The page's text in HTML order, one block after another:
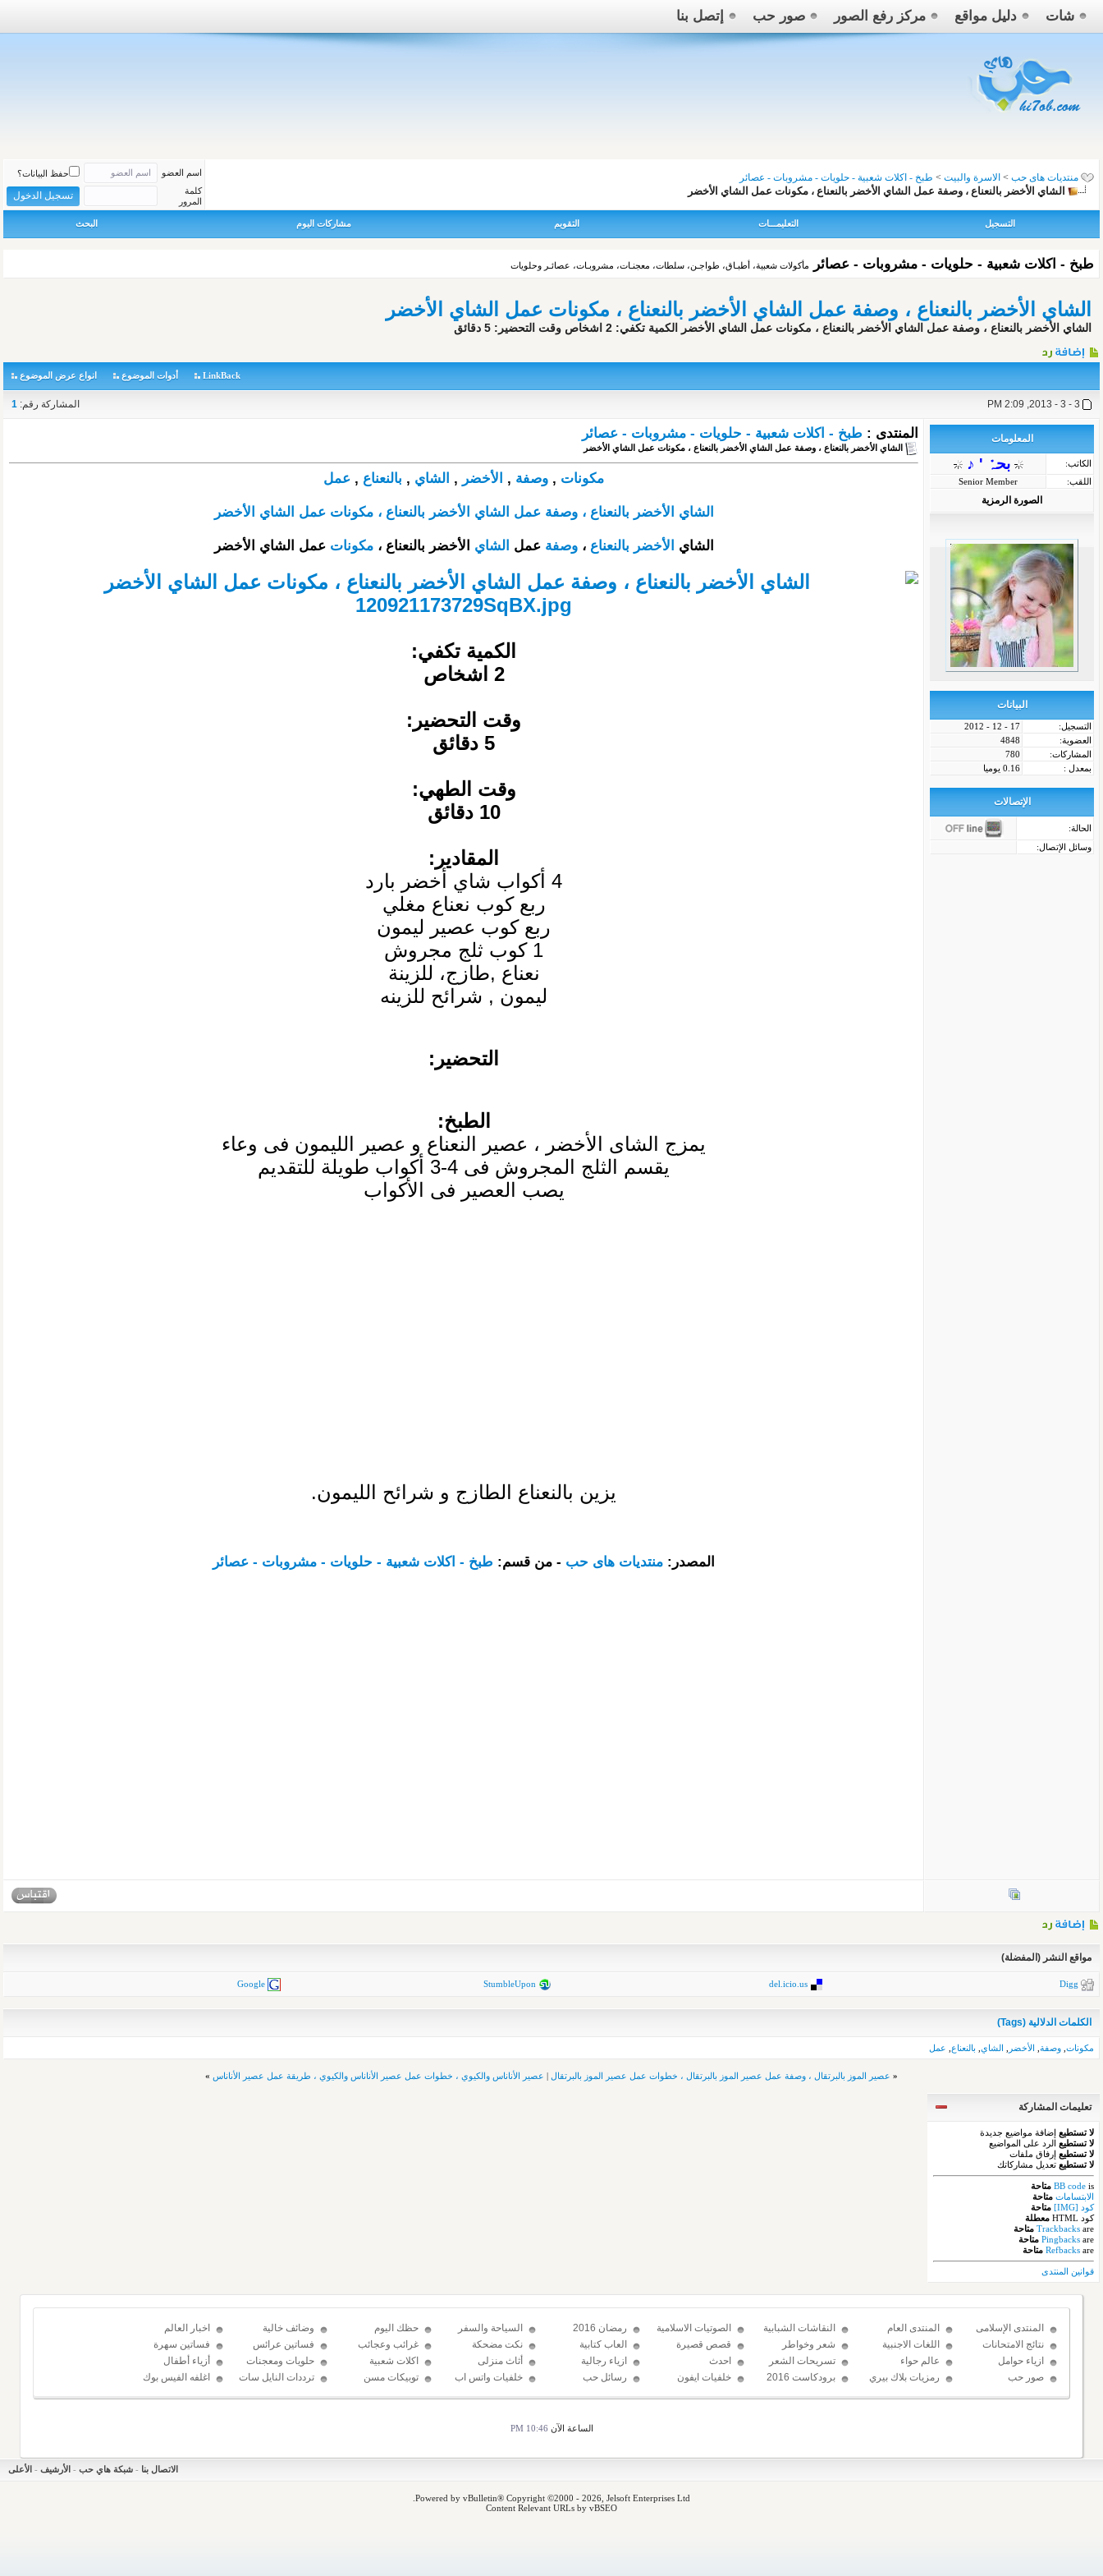
شات دليل مواقع مركز رفع الصور صور حب إتصل بنا
منتديات هاى حب > الاسرة والبيت > طبخ - اكلات شعبية - حلويات - مشروبات - عصائر
الشاي الأخضر بالنعناع ، وصفة عمل الشاي الأخضر بالنعناع ، مكونات عمل الشاي الأخضر
اسم العضو
حفظ البيانات؟
كلمة
المرور
التسجيل التعليمـــات التقويم مشاركات اليوم البحث
طبخ - اكلات شعبية - حلويات - مشروبات - عصائر مأكولات شعبية، أطبـاق، طواجـن، سلطات، معجنـات، مشروبـات، عصائـر وحلويات
الشاي الأخضر بالنعناع ، وصفة عمل الشاي الأخضر بالنعناع ، مكونات عمل الشاي الأخضر
الشاي الأخضر بالنعناع ، وصفة عمل الشاي الأخضر بالنعناع ، مكونات عمل الشاي الأخضر الكمية تكفي: 2 اشخاص وقت التحضير: 5 دقائق
LinkBack أدوات الموضوع انواع عرض الموضوع
المشاركة رقم: 1
المعلومات
الكاتب: بحہْ ' ♪
اللقب: Senior Member
الصورة الرمزية
البيانات
التسجيل:
17 - 12 - 2012
العضوية:
4848
المشاركات:
780
بمعدل :
0.16 يوميا
الإتصالات
الحالة:
وسائل الإتصال:
المنتدى : طبخ - اكلات شعبية - حلويات - مشروبات - عصائر
الشاي الأخضر بالنعناع ، وصفة عمل الشاي الأخضر بالنعناع ، مكونات عمل الشاي الأخضر
مكونات , وصفة , الأخضر , الشاي , بالنعناع , عمل
الشاي الأخضر بالنعناع ، وصفة عمل الشاي الأخضر بالنعناع ، مكونات عمل الشاي الأخضر
الشاي الأخضر بالنعناع ،وصفة عمل الشاي الأخضر بالنعناع ،مكونات عمل الشاي الأخضر
الكمية تكفي:
2 اشخاص
وقت التحضير:
5 دقائق
وقت الطهي:
10 دقائق
المقادير:
4 أكواب شاي أخضر بارد
ربع كوب نعناع مغلي
ربع كوب عصير ليمون
1 كوب ثلج مجروش
نعناع ,طازج، للزينة
ليمون , شرائح للزينه
التحضير:
الطبخ:
يمزج الشاى الأخضر ، عصير النعناع و عصير الليمون فى وعاء
يقسم الثلج المجروش فى 4-3 أكواب طويلة للتقديم
يصب العصير فى الأكواب
يزين بالنعناع الطازج و شرائح الليمون.
المصدر: منتديات هاى حب - من قسم: طبخ - اكلات شعبية - حلويات - مشروبات - عصائر
مواقع النشر (المفضلة)
Digg
del.icio.us
StumbleUpon
Google
الكلمات الدلالية (Tags)
مكونات وصفة الأخضر الشاي بالنعناع عمل
« عصير الموز بالبرتقال ، وصفة عمل عصير الموز بالبرتقال ، خطوات عمل عصير الموز بالبرتقال | عصير الأناناس والكيوي ، خطوات عمل عصير الأناناس والكيوي ، طريقة عمل عصير الأناناس »
تعليمات المشاركة
لا تستطيع إضافة مواضيع جديدة
لا تستطيع الرد على المواضيع
لا تستطيع إرفاق ملفات
لا تستطيع تعديل مشاركاتك
BB code is
متاحة
الابتسامات متاحة
كود [IMG]
متاحة
كود HTML
معطلة
Trackbacks are
متاحة
Pingbacks are
متاحة
Refbacks are متاحة
قوانين المنتدى
المنتدى الإسلامى المنتدى العام النقاشات الشبابية الصوتيات الاسلامية رمضان 2016 السياحة والسفر حظك اليوم وضائف خالية
اخبار العالم
نتائج الامتحانات
اللغات الاجنبية شعر وخواطر قصص قصيرة العاب كتابية نكت مضحكة غرائب وعجائب فساتين عرائس
فساتين سهرة
ازياء حوامل
عالم حواء تسريحات الشعر
احدث
الإكسسوارات
ازياء رجالية أثاث منزلى اكلات شعبية حلويات ومعجنات
أزياء أطفال
صور حب
رمزيات بلاك بيري
برودكاست 2016
خلفيات ايفون
رسائل حب خلفيات واتس اب توبيكات مسن ترددات النايل سات اغلفه الفيس بوك
الساعة الآن 10:46 PM
الاتصال بنا - شبكة هاي حب - الأرشيف - الأعلى
Powered by vBulletin® Copyright ©2000 - 2026, Jelsoft Enterprises Ltd.
Content Relevant URLs by vBSEO